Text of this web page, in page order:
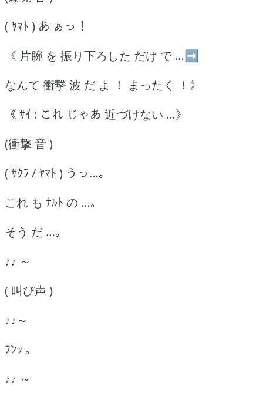
( ﾔﾏﾄ ) あ ぁっ！
《 片腕 を 振り下ろした だけ で …➡
なんて 衝撃 波 だ よ ！ まったく ！》
《 ｻｲ : これ じゃあ 近づけない …》
(衝撃 音 )
( ｻｸﾗ / ﾔﾏﾄ ) うっ…｡
これ も ﾅﾙﾄ の …｡
そう だ …｡
♪♪ ～
( 叫び声 )
♪♪～
ﾌﾝｯ ｡
♪♪ ～